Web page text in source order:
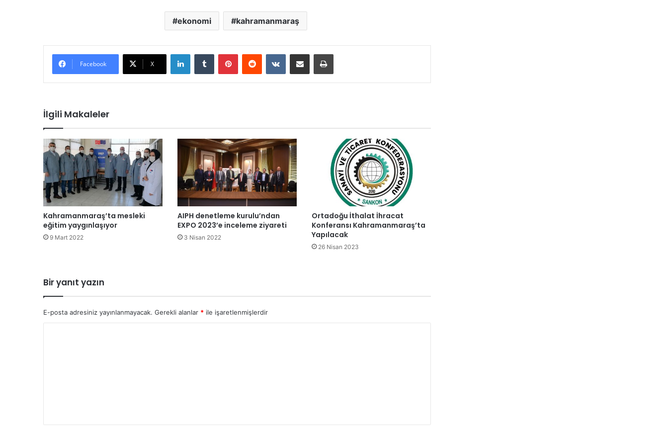
ekonomi kahramanmaraş
Facebook X
LinkedInTumblr PinterestReddit VKontakteE-Posta ile paylaş Yazdır
İlgili Makaleler
Kahramanmaraş’ta mesleki
eğitim yaygınlaşıyor
9 Mart 2022
AIPH denetleme kurulu’ndan
EXPO 2023’e inceleme ziyareti
3 Nisan 2022
Ortadoğu İthalat İhracat
Konferansı Kahramanmaraş’ta
Yapılacak
26 Nisan 2023
Bir yanıt yazın
E-posta adresiniz yayınlanmayacak. Gerekli alanlar * ile işaretlenmişlerdir